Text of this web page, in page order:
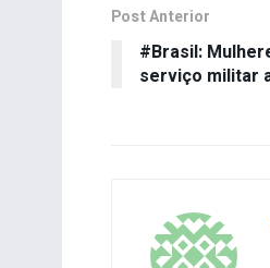
Post Anterior
#Brasil:
serviço militar